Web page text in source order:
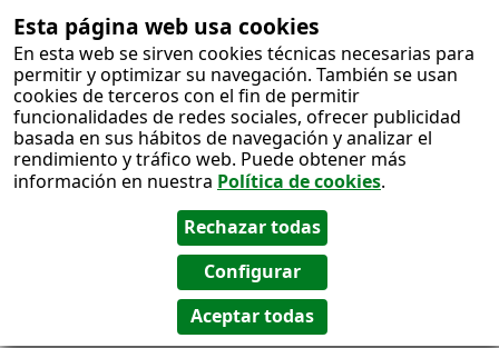
Esta página web usa cookies
En esta web se sirven cookies técnicas necesarias para
permitir y optimizar su navegación. También se usan
cookies de terceros con el fin de permitir
funcionalidades de redes sociales, ofrecer publicidad
basada en sus hábitos de navegación y analizar el
rendimiento y tráfico web. Puede obtener más
información en nuestra Política de cookies.